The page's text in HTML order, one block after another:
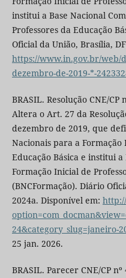
institui a Base Nacional
Professores da Educação
Oficial da União, Brasília,
https://www.in.gov.br/web/
dezembro-de-2019-*-
BRASIL. Resolução CNE/
Altera o Art. 27 da
dezembro de 2019, que
Nacionais para a
Educação Básica e institui
Formação Inicial de
(BNCFormação). Diário
2024a. Disponível em:
24&category_slug=janeiro-
25 jan. 2026.
BRASIL. Parecer CNE/CP